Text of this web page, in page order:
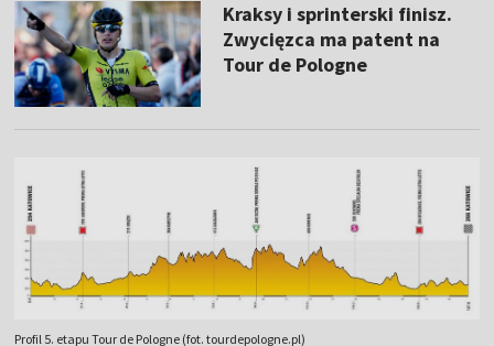
Kraksy i sprinterski finisz.
Zwycięzca ma patent na
Tour de Pologne
Profil 5. etapu Tour de Pologne (fot. tourdepologne.pl)